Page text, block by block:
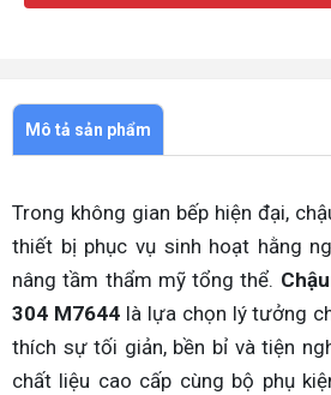
Mô tả sản phẩm
Trong không gian bếp hiện đại,
thiết bị phục vụ sinh hoạt hằng
nâng tầm thẩm mỹ tổng thể.
304 M7644là lựa chọn lý tưởng
thích sự tối giản, bền bỉ và tiện
chất liệu cao cấp cùng bộ phụ